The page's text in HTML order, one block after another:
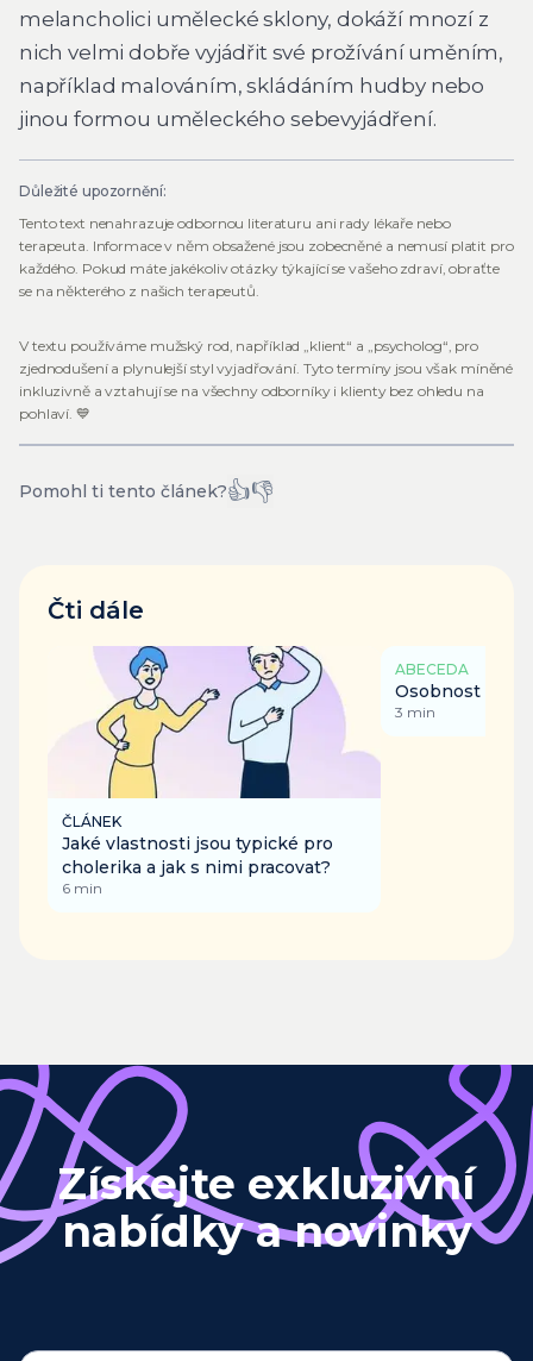
melancholici umělecké sklony, dokáží mnozí z
nich velmi dobře vyjádřit své prožívání uměním,
například malováním, skládáním hudby nebo
jinou formou uměleckého sebevyjádření.
Důležité upozornění:
Tento text nenahrazuje odbornou literaturu ani rady lékaře nebo
terapeuta. Informace v něm obsažené jsou zobecněné a nemusí platit pro
každého. Pokud máte jakékoliv otázky týkající se vašeho zdraví, obraťte
se na některého z našich terapeutů.
V textu používáme mužský rod, například „klient“ a „psycholog“, pro
zjednodušení a plynulejší styl vyjadřování. Tyto termíny jsou však míněné
inkluzivně a vztahují se na všechny odborníky i klienty bez ohledu na
pohlaví. 💙
Pomohl ti tento článek?👍👎
Čti dále
ČLÁNEK
Jaké vlastnosti jsou typické pro
choleri­ka a jak s nimi pracovat?
6 min
ABECEDA
Osobnost
3 min
Získejte exkluzivní
nabídky a novinky